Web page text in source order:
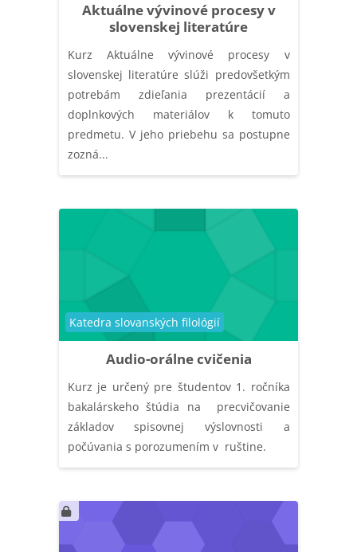
Aktuálne vývinové procesy v
slovenskej literatúre
Kurz Aktuálne vývinové procesy v
slovenskej literatúre slúži predovšetkým
potrebám zdieľania prezentácií a
doplnkových materiálov k tomuto
predmetu. V jeho priebehu sa postupne
zozná...
Audio-orálne cvičenia
Catégorie de cours
Katedra slovanských filológií
Kurz je určený pre študentov 1. ročníka
bakalárskeho štúdia na precvičovanie
základov spisovnej výslovnosti a
počúvania s porozumením v ruštine.